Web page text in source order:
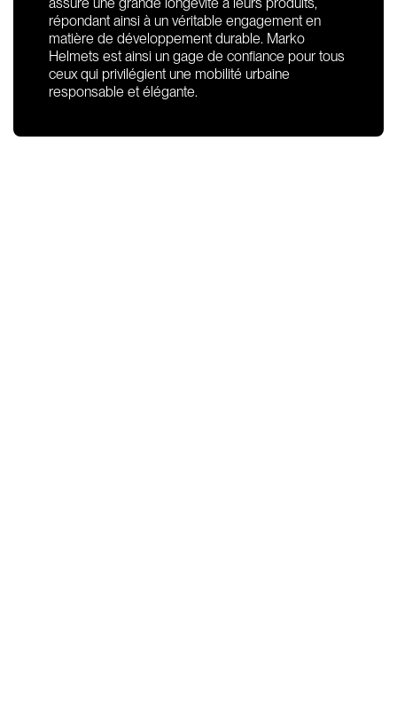
répondant ainsi à un véritable engagement en
matière de développement durable. Marko
Helmets est ainsi un gage de confiance pour tous
ceux qui privilégient une mobilité urbaine
responsable et élégante.